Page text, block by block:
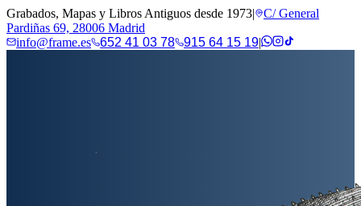
Grabados, Mapas y Libros Antiguos desde 1973|
C/ General
Pardiñas 69, 28006 Madrid
info@frame.es
652 41 03 78 915 64 15 19|